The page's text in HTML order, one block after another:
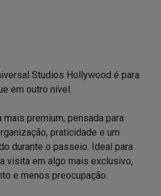
Studios Hollywood é para
em outro nível.
mais premium, pensada para
praticidade e um
durante o passeio. Ideal para
visita em algo mais exclusivo,
e menos preocupação.